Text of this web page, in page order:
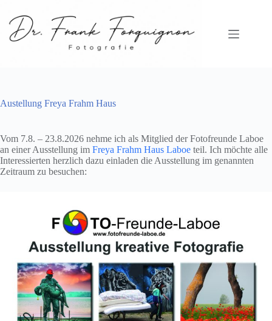
Inhalt
springen
Austellung Freya Frahm Haus
Vom 7.8. – 23.8.2026 nehme ich als Mitglied der Fotofreunde Laboe
an einer Ausstellung im Freya Frahm Haus Laboe teil. Ich möchte alle
Interessierten herzlich dazu einladen die Ausstellung im genannten
Zeitraum zu besuchen: